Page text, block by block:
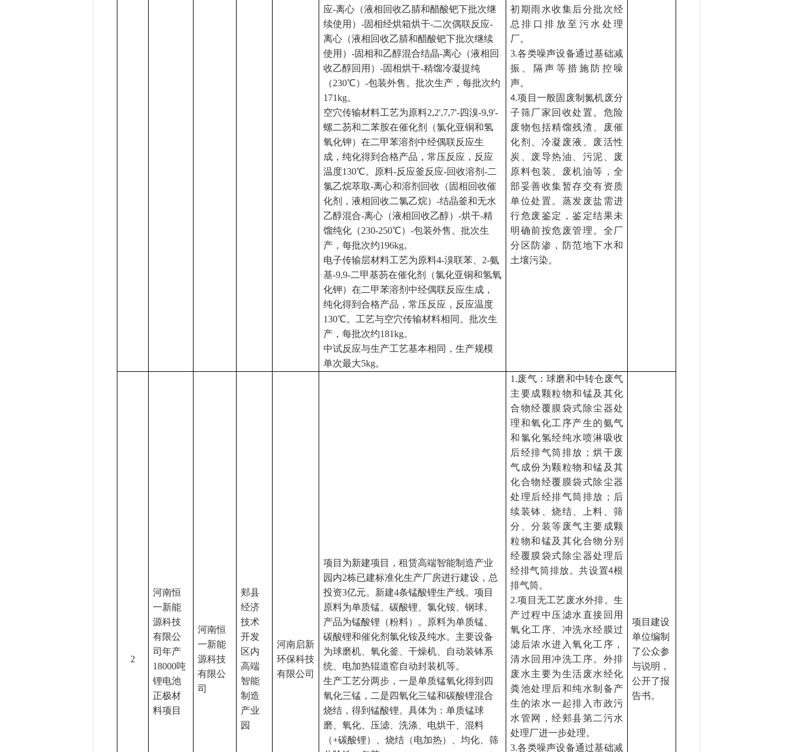
应-离心（液相回收乙腈和醋酸钯下批次继
续使用）-固相经烘箱烘干-二次偶联反应-
离心（液相回收乙腈和醋酸钯下批次继续
使用）-固相和乙醇混合结晶-离心（液相回
收乙醇回用）-固相烘干-精馏冷凝提纯
（230℃）-包装外售。批次生产，每批次约
171kg。
空穴传输材料工艺为原料2,2',7,7'-四溴-9,9'-
螺二芴和二苯胺在催化剂（氯化亚铜和氢
氧化钾）在二甲苯溶剂中经偶联反应生
成，纯化得到合格产品，常压反应，反应
温度130℃。原料-反应釜反应-回收溶剂-二
氯乙烷萃取-离心和溶剂回收（固相回收催
化剂，液相回收二氯乙烷）-结晶釜和无水
乙醇混合-离心（液相回收乙醇）-烘干-精
馏纯化（230-250℃）-包装外售。批次生
产，每批次约196kg。
电子传输层材料工艺为原料4-溴联苯、2-氨
基-9,9-二甲基芴在催化剂（氯化亚铜和氢氧
化钾）在二甲苯溶剂中经偶联反应生成，
纯化得到合格产品，常压反应，反应温度
130℃。工艺与空穴传输材料相同。批次生
产，每批次约181kg。
中试反应与生产工艺基本相同，生产规模
单次最大5kg。
初期雨水收集后分批次经
总排口排放至污水处理
厂。
3.各类噪声设备通过基础减
振、隔声等措施防控噪
声。
4.项目一般固废制氮机废分
子筛厂家回收处置。危险
废物包括精馏残渣、废催
化剂、冷凝废液、废活性
炭、废导热油、污泥、废
原料包装、废机油等，全
部妥善收集暂存交有资质
单位处置。蒸发废盐需进
行危废鉴定，鉴定结果未
明确前按危废管理。全厂
分区防渗，防范地下水和
土壤污染。
2
河南恒
一新能
源科技
有限公
司年产
18000吨
锂电池
正极材
料项目
河南恒
一新能
源科技
有限公
司
郏县
经济
技术
开发
区内
高端
智能
制造
产业
园
河南启新
环保科技
有限公司
项目为新建项目，租赁高端智能制造产业
园内2栋已建标准化生产厂房进行建设，总
投资3亿元。新建4条锰酸锂生产线。项目
原料为单质锰、碳酸锂、氯化铵、钢球。
产品为锰酸锂（粉料）。原料为单质锰、
碳酸锂和催化剂氯化铵及纯水。主要设备
为球磨机、氧化釜、干燥机、自动装钵系
统、电加热辊道窑自动封装机等。
生产工艺分两步，一是单质锰氧化得到四
氧化三锰，二是四氧化三锰和碳酸锂混合
烧结，得到锰酸锂。具体为：单质锰球
磨、氧化、压滤、洗涤、电烘干、混料
（+碳酸锂）、烧结（电加热）、均化、筛
1.废气：球磨和中转仓废气
主要成颗粒物和锰及其化
合物经覆膜袋式除尘器处
理和氧化工序产生的氨气
和氯化氢经纯水喷淋吸收
后经排气筒排放；烘干废
气成份为颗粒物和锰及其
化合物经覆膜袋式除尘器
处理后经排气筒排放；后
续装钵、烧结、上料、筛
分、分装等废气主要成颗
粒物和锰及其化合物分别
经覆膜袋式除尘器处理后
经排气筒排放。共设置4根
排气筒。
2.项目无工艺废水外排。生
产过程中压滤水直接回用
氧化工序、冲洗水经膜过
滤后浓水进入氧化工序，
清水回用冲洗工序。外排
废水主要为生活废水经化
粪池处理后和纯水制备产
生的浓水一起排入市政污
水管网，经郏县第二污水
处理厂进一步处理。
3.各类噪声设备通过基础减
项目建设
单位编制
了公众参
与说明，
公开了报
告书。